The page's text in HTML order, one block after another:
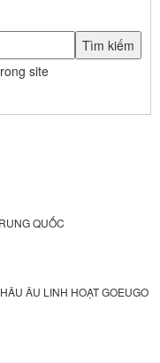
site
QUỐC
ÂU LINH HOẠT GOEUGO